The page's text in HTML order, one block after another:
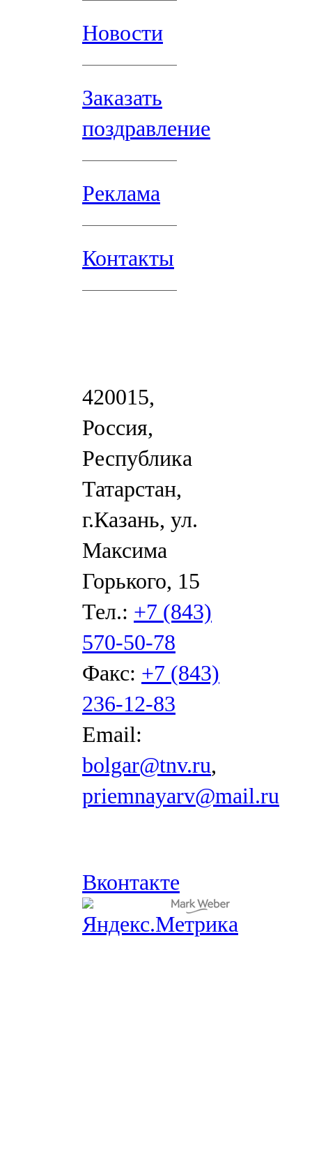
Новости
Заказать
поздравление
Реклама
Контакты
420015,
Россия,
Республика
Татарстан,
г.Казань, ул.
Максима
Горького, 15
Тел.: +7 (843)
570-50-78
Факс: +7 (843)
236-12-83
Email:
bolgar@tnv.ru,
priemnayarv@mail.ru
Вконтакте